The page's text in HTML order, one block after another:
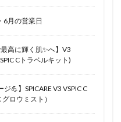
6月の営業日
高に輝く肌✨へ】V3
Cトラベルキット)
💪】SPICARE V3 VSPIC C
ロウミスト）